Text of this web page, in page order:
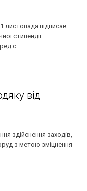
листопада підписав
стипендії
с...
від
здійснення заходів,
з метою зміцнення